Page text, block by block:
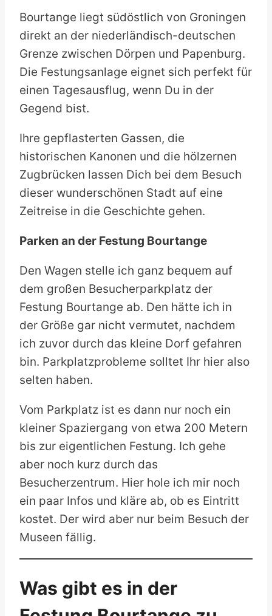
Bourtange liegt südöstlich von Groningen
direkt an der niederländisch-deutschen
Grenze zwischen Dörpen und Papenburg.
Die Festungsanlage eignet sich perfekt für
einen Tagesausflug, wenn Du in der
Gegend bist.
Ihre gepflasterten Gassen, die
historischen Kanonen und die hölzernen
Zugbrücken lassen Dich bei dem Besuch
dieser wunderschönen Stadt auf eine
Zeitreise in die Geschichte gehen.
Parken an der Festung Bourtange
Den Wagen stelle ich ganz bequem auf
dem großen Besucherparkplatz der
Festung Bourtange ab. Den hätte ich in
der Größe gar nicht vermutet, nachdem
ich zuvor durch das kleine Dorf gefahren
bin. Parkplatzprobleme solltet Ihr hier also
selten haben.
Vom Parkplatz ist es dann nur noch ein
kleiner Spaziergang von etwa 200 Metern
bis zur eigentlichen Festung. Ich gehe
aber noch kurz durch das
Besucherzentrum. Hier hole ich mir noch
ein paar Infos und kläre ab, ob es Eintritt
kostet. Der wird aber nur beim Besuch der
Museen fällig.
Was gibt es in der